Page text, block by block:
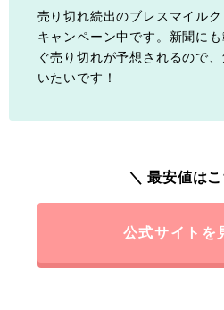
売り切れ続出のブレスマイル
キャンペーン中です。新聞に
ぐ売り切れが予想されるので
いたいです！
＼ 最安値は
公式サイトを